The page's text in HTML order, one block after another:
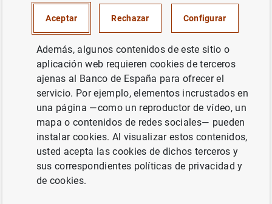
Anterior
El Banco de España aprueba...
Siguiente
Financial Assistance Progra...
Aceptar Rechazar Configurar
Además, algunos contenidos de este sitio o
aplicación web requieren cookies de terceros
ajenas al Banco de España para ofrecer el
servicio. Por ejemplo, elementos incrustados en
una página —como un reproductor de vídeo, un
mapa o contenidos de redes sociales— pueden
instalar cookies. Al visualizar estos contenidos,
usted acepta las cookies de dichos terceros y
sus correspondientes políticas de privacidad y
de cookies.